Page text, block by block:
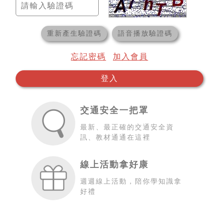
交通安全一把罩
最新、最正確的交通安全資
訊、教材通通在這裡
線上活動拿好康
週週線上活動，陪你學知識拿
好禮
重新產生驗證碼 語音播放驗證碼
忘記密碼 加入會員
登入